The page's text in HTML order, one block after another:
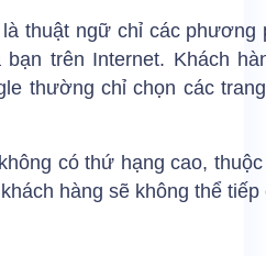
thuật ngữ chỉ các phương
trên Internet. Khách
thường chỉ chọn các
có thứ hạng cao,
hàng sẽ không thể tiếp